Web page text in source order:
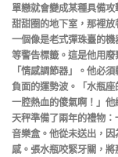
單戀就會變成某種具備
甜甜圈的地下室，那裡
一個像是老式彈珠臺的機
等警告標籤。這是他用
「情感調節器」。他必
負面的運勢波。「水瓶
一腔熱血的傻氣啊！」
天秤準備了兩年的禮物：
音樂盒。他從未送出，
感。張水瓶咬緊牙關，